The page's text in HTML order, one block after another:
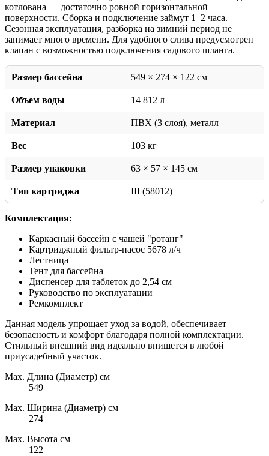
котлована — достаточно ровной горизонтальной
поверхности. Сборка и подключение займут 1–2 часа.
Сезонная эксплуатация, разборка на зимний период не
занимает много времени. Для удобного слива предусмотрен
клапан с возможностью подключения садового шланга.
Размер бассейна 549 × 274 × 122 см
Объем воды 14 812 л
Материал ПВХ (3 слоя), металл
Вес 103 кг
Размер упаковки 63 × 57 × 145 см
Тип картриджа III (58012)
Комплектация:
Каркасный бассейн с чашей "ротанг"
Картриджный фильтр-насос 5678 л/ч
Лестница
Тент для бассейна
Диспенсер для таблеток до 2,54 см
Руководство по эксплуатации
Ремкомплект
Данная модель упрощает уход за водой, обеспечивает
безопасность и комфорт благодаря полной комплектации.
Стильный внешний вид идеально впишется в любой
приусадебный участок.
Max. Длина (Диаметр) см
549
Max. Ширина (Диаметр) см
274
Max. Высота см
122